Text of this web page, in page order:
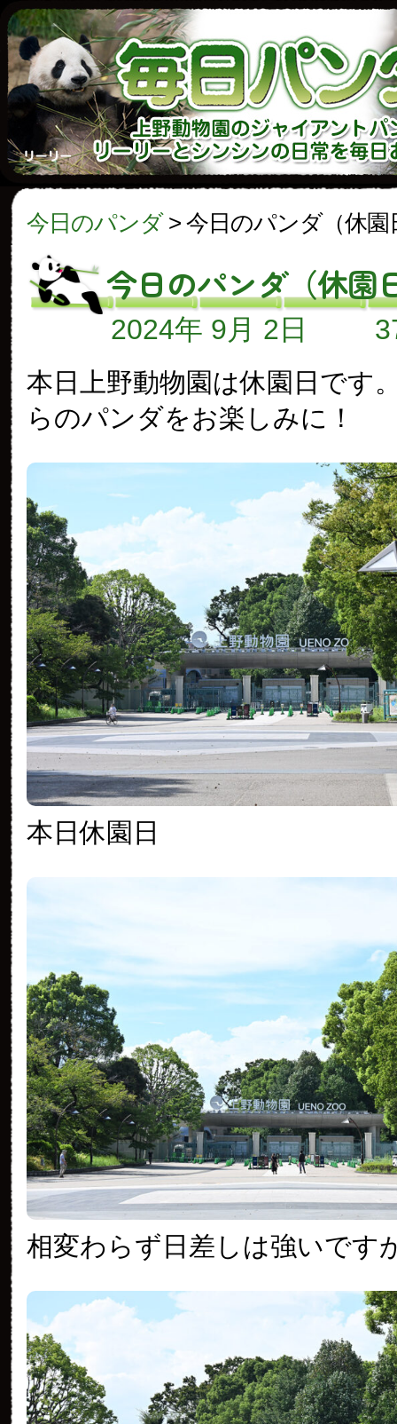
今日のパンダ> 今日のパンダ（休園
今日のパンダ（休園
2024年 9月 2日
本日上野動物園は休園日です
らのパンダをお楽しみに！
本日休園日
相変わらず日差しは強いです